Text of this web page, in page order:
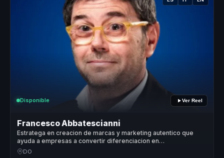
Disponible Ver Reel
Francesco Abbatescianni
Estratega en creacion de marcas y marketing autentico que
ayuda a empresas a convertir diferenciacion en
posicionamiento, lealtad y ventaja competitiva.
DO